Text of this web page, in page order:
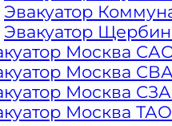
Эвакуатор
Эвакуатор
Москва
Москва
Москва
Москва ТАО